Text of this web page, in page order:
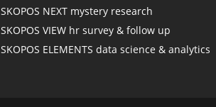
SKOPOS NEXT mystery research
SKOPOS VIEW hr survey & follow up
SKOPOS ELEMENTS data science & analytics